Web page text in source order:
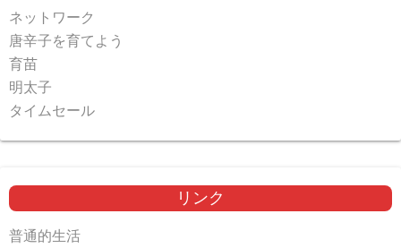
ネットワーク
唐辛子を育てよう
育苗
明太子
タイムセール
リンク
普通的生活